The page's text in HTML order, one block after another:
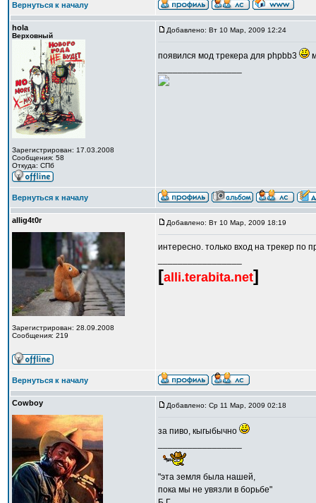
Вернуться к началу
hola
Верховный
Зарегистрирован: 17.03.2008
Сообщения: 58
Откуда: CПб
Добавлено: Вт 10 Мар, 2009 12:24
появился мод трекера для phpbb3
Вернуться к началу
allig4t0r
Зарегистрирован: 28.09.2008
Сообщения: 219
Добавлено: Вт 10 Мар, 2009 18:19
интересно. только вход на трекер по
[alli.terabita.net]
Вернуться к началу
Cowboy Добавлено: Ср 11 Мар, 2009 02:18
за пиво, кыгыбычно
"эта земля была нашей,
пока мы не увязли в борьбе"